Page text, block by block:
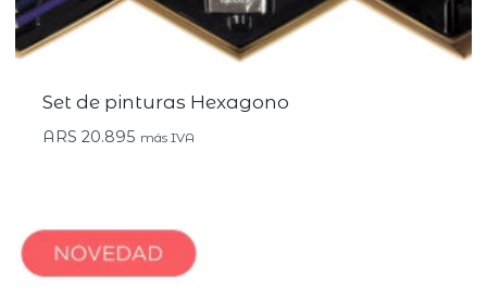
Set de pinturas Hexagono
ARS 20.895 más IVA